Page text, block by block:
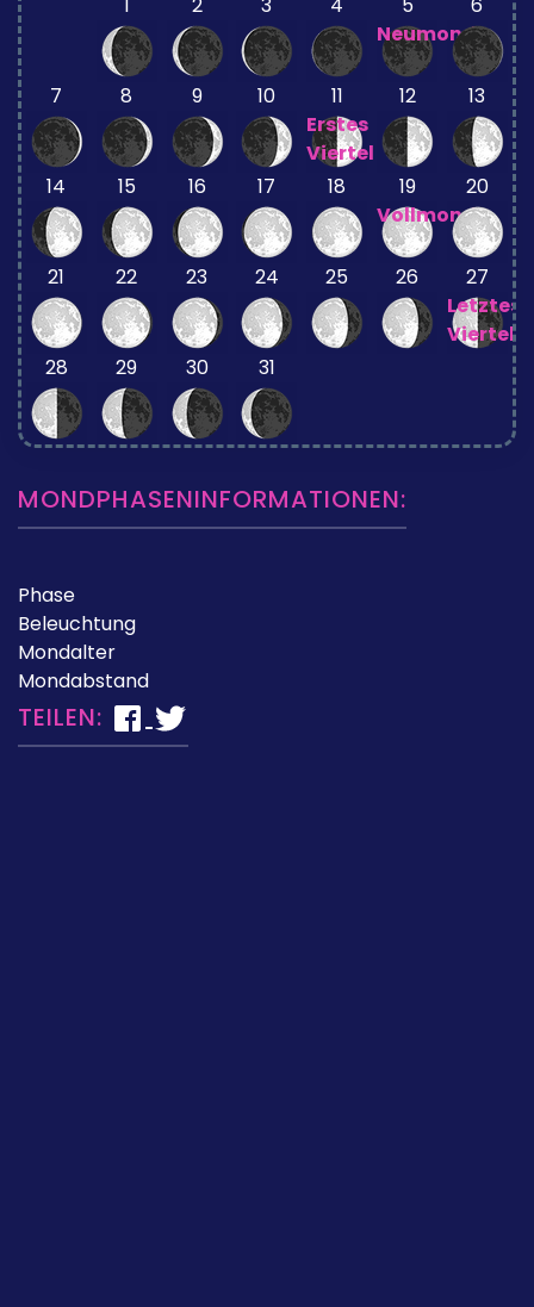
Neumond
7 8 9 10
11
Erstes
Viertel
12 13
14 15 16 17 18
19
Vollmond
20
21 22 23 24 25 26
27
Letztes
Viertel
28
29 30 31
MONDPHASENINFORMATIONEN:
Phase
Beleuchtung
Mondalter
Mondabstand
TEILEN: